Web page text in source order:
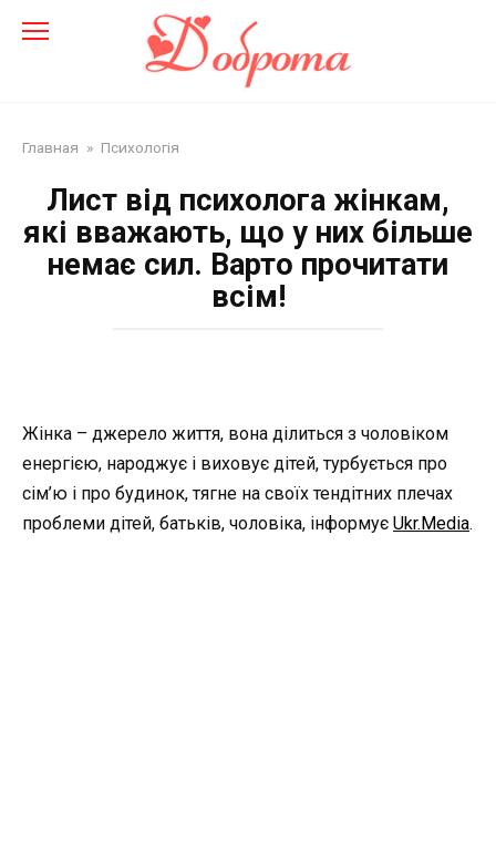
Главная » Психологія
Лист від психолога жінкам,
які вважають, що у них більше
немає сил. Варто прочитати
всім!
Жінка – джерело життя, вона ділиться з чоловіком
енергією, народжує і виховує дітей, турбується про
сім’ю і про будинок, тягне на своїх тендітних плечах
проблеми дітей, батьків, чоловіка, інформує Ukr.Media.